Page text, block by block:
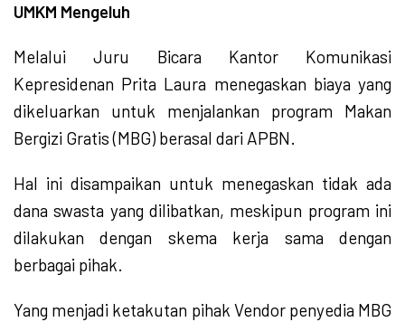
UMKM Mengeluh
Melalui Juru Bicara Kantor Komunikasi
Kepresidenan Prita Laura menegaskan biaya yang
dikeluarkan untuk menjalankan program Makan
Bergizi Gratis (MBG) berasal dari APBN.
Hal ini disampaikan untuk menegaskan tidak ada
dana swasta yang dilibatkan, meskipun program ini
dilakukan dengan skema kerja sama dengan
berbagai pihak.
Yang menjadi ketakutan pihak Vendor penyedia MBG